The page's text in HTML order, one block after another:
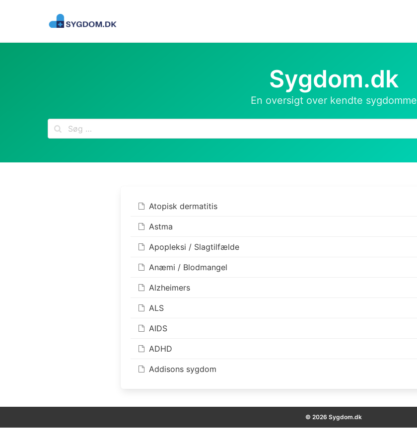
Sygdom.dk
En oversigt over kendte sygdomme
Atopisk dermatitis
Astma
Apopleksi / Slagtilfælde
Anæmi / Blodmangel
Alzheimers
ALS
AIDS
ADHD
Addisons sygdom
© 2026 Sygdom.dk